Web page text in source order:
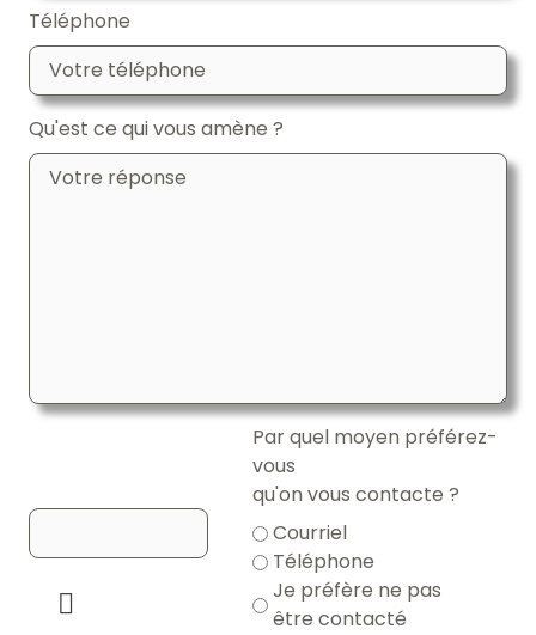
Téléphone
Qu'est ce qui vous amène ?
Par quel moyen préférez-
vous
qu'on vous contacte ?
Courriel
Téléphone
Je préfère ne pas
être contacté